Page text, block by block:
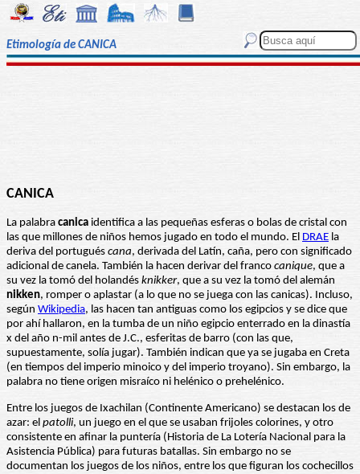
Etimología de CANICA
CANICA
La palabra canica identifica a las pequeñas esferas o bolas de cristal con
las que millones de niños hemos jugado en todo el mundo. El DRAE la
deriva del portugués cana, derivada del Latín, caña, pero con significado
adicional de canela. También la hacen derivar del franco canique, que a
su vez la tomó del holandés knikker, que a su vez la tomó del alemán
nikken, romper o aplastar (a lo que no se juega con las canicas). Incluso,
según Wikipedia, las hacen tan antiguas como los egipcios y se dice que
por ahí hallaron, en la tumba de un niño egipcio enterrado en la dinastía
x del año n-mil antes de J.C., esferitas de barro (con las que,
supuestamente, solía jugar). También indican que ya se jugaba en Creta
(en tiempos del imperio minoico y del imperio troyano). Sin embargo, la
palabra no tiene origen misraíco ni helénico o prehelénico.
Entre los juegos de Ixachilan (Continente Americano) se destacan los de
azar: el patolli, un juego en el que se usaban frijoles colorines, y otro
consistente en afinar la puntería (Historia de La Lotería Nacional para la
Asistencia Pública) para futuras batallas. Sin embargo no se
documentan los juegos de los niños, entre los que figuran los cochecillos